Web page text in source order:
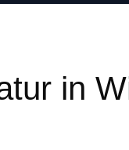
in